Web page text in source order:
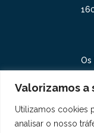
Valorizamos a
Utilizamos cookies
analisar o nosso